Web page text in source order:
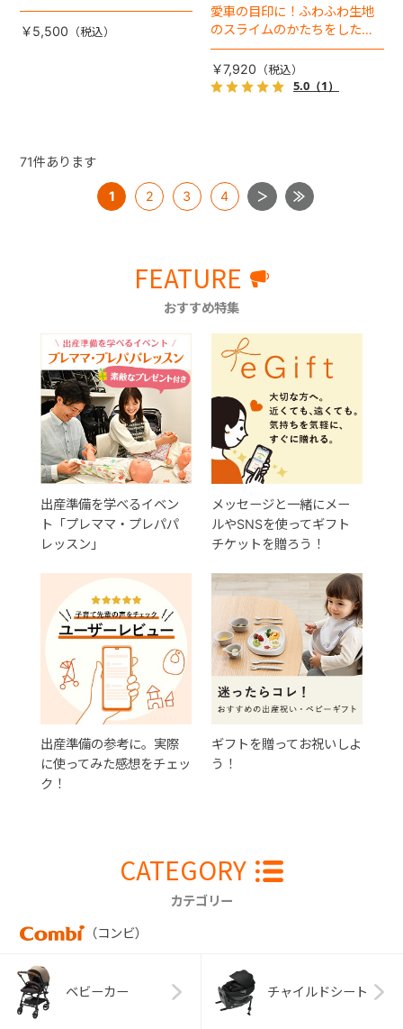
しゃれに・かわいく・かっこ
よく！
￥5,500
愛車の目印に！ふわふわ生地
のスライムのかたちをした、
あごのせクッション。
￥7,920
5.0（1）
71件あります
1 2 3 4
FEATURE
おすすめ特集
出産準備を学べるイベン
ト「プレママ・プレパパ
レッスン」
メッセージと一緒にメー
ルやSNSを使ってギフト
チケットを贈ろう！
出産準備の参考に。実際
に使ってみた感想をチェッ
ク！
ギフトを贈ってお祝いしよ
う！
CATEGORY
カテゴリー
（コンビ）
ベビーカー チャイルドシート